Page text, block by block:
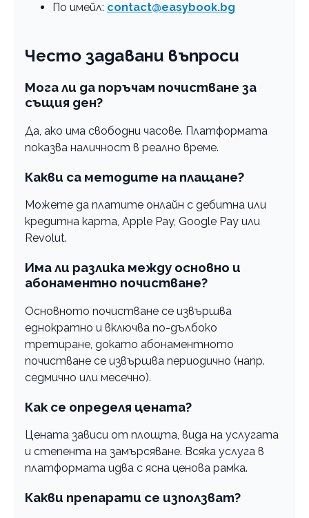
По имейл: contact@easybook.bg
Често задавани въпроси
Мога ли да поръчам почистване за
същия ден?
Да, ако има свободни часове. Платформата
показва наличност в реално време.
Какви са методите на плащане?
Можете да платите онлайн с дебитна или
кредитна карта, Apple Pay, Google Pay или
Revolut.
Има ли разлика между основно и
абонаментно почистване?
Oсновното почистване се извършва
еднократно и включва по-дълбоко
третиране, докато абонаментното
почистване се извършва периодично (напр.
седмично или месечно).
Как се определя цената?
Цената зависи от площта, вида на услугата
и степента на замърсяване. Всяка услуга в
платформата идва с ясна ценова рамка.
Какви препарати се използват?